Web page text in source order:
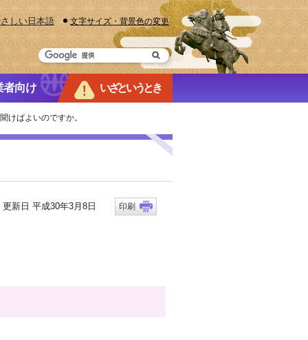
しい日本語 文字サイズ・背景色の変更
者向け いざというとき
けばよいのですか。
新日 平成30年3月8日 印刷